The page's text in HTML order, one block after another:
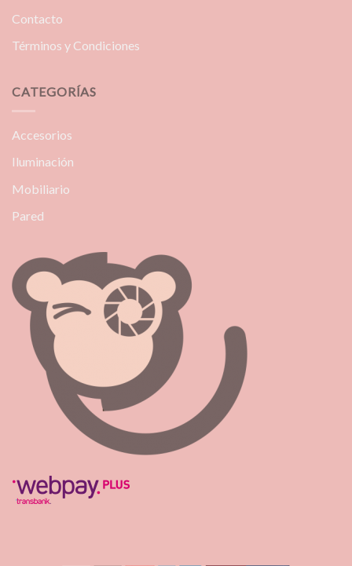
Contacto
Términos y Condiciones
CATEGORÍAS
Accesorios
Iluminación
Mobiliario
Pared